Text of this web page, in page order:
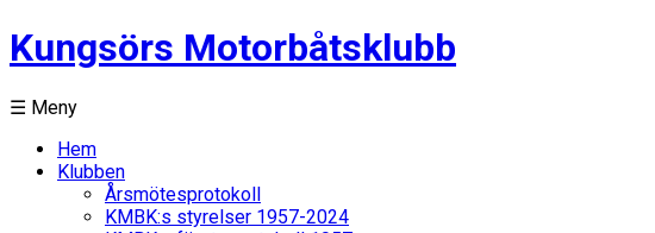
Kungsörs Motorbåtsklubb
☰ Meny
Hem
Klubben
Årsmötesprotokoll
KMBK:s styrelser 1957-2024